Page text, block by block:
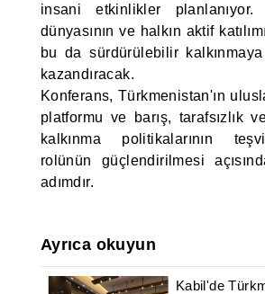
insani etkinlikler
dünyasının ve halkın aktif
bu da sürdürülebilir
kazandıracak.
Konferans, Türkmenistan'ın
platformu ve barış, tarafsızlık
kalkınma politikalarının
rolünün güçlendirilmesi
adımdır.
Ayrıca okuyun
Kabil'de